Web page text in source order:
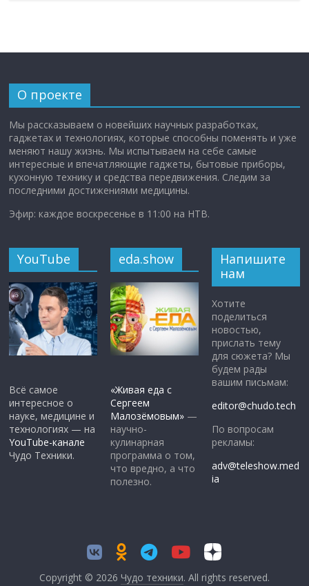
О проекте
Мы рассказываем о новейших научных разработках,
гаджетах и технологиях, которые способны поменять и уже
меняют нашу жизнь. Мы испытываем на себе самые
интересные и впечатляющие гаджеты, бытовые приборы,
кухонную технику и средства передвижения. Следим за
последними достижениями медицины.
Эфир: каждое воскресенье в 11:00 на НТВ.
YouTube
Всё самое
интересное о
науке, медицине и
технологиях — на
YouTube-канале
Чудо Техники.
eda.show
«Живая еда с
Сергеем
Малозёмовым» —
научно-
кулинарная
программа о том,
что вредно, а что
полезно.
Напишите
нам
Хотите
поделиться
новостью,
прислать тему
для сюжета? Мы
будем рады
вашим письмам:
editor@chudo.tech
По вопросам
рекламы:
adv@teleshow.med
ia
Copyright © 2026 Чудо техники. All rights reserved.